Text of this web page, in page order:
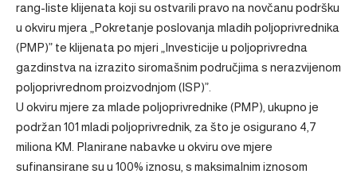
rang-liste klijenata koji su ostvarili pravo na novčanu podršku
u okviru mjera „Pokretanje poslovanja mladih poljoprivrednika
(PMP)” te klijenata po mjeri „Investicije u poljoprivredna
gazdinstva na izrazito siromašnim područjima s nerazvijenom
poljoprivrednom proizvodnjom (ISP)”.
U okviru mjere za mlade poljoprivrednike (PMP), ukupno je
podržan 101 mladi poljoprivrednik, za što je osigurano 4,7
miliona KM. Planirane nabavke u okviru ove mjere
sufinansirane su u 100% iznosu, s maksimalnim iznosom